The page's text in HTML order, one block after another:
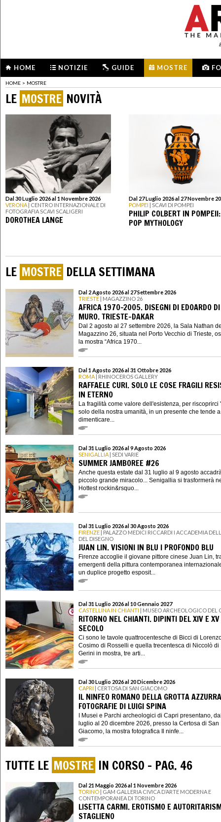
HOME NOTIZIE GUIDE MOSTRE
HOME > MOSTRE
LE MOSTRE NOVITÀ
Dal 30 Luglio 2026 al 1 Novembre 2026
VERONA | CENTRO INTERNAZIONALE DI
FOTOGRAFIA SCAVI SCALIGERI
DOROTHEA LANGE
Dal 27 Luglio 2026 al 27 Novembre
POMPEI | SCAVI DI POMPEI
PHILIP COLBERT IN POMPEII:
POP MYTHOLOGY
LE MOSTRE DELLA SETTIMANA
Dal 2 Agosto 2026 al 27 Settembre 2026
TRIESTE | MAGAZZINO 26
AFRICA 1970-2005. DISEGNI DI EDOARDO DI
MURO. TRIESTE-DAKAR
Dal 2 agosto al 27 settembre 2026, la Sala Nathan
Magazzino 26, situata nel Porto Vecchio di Trieste,
la mostra “Africa 1970...
Dal 1 Agosto 2026 al 31 Ottobre 2026
ROMA | RHINOCEROS GALLERY
RAFFAELE CURI. SOLO LE COSE FRAGILI
IN ETERNO
La fragilità come valore dell'esistenza, per riscoprirci
solo della nostra umanità, in un presente che tende
dimenticare...
Dal 31 Luglio 2026 al 9 Agosto 2026
SENIGALLIA | SEDI VARIE
SUMMER JAMBOREE #26
Anche questa estate dal 31 luglio al 9 agosto
piccolo grande miracolo... Senigallia si trasformerà
Hottest rockin&rsquo...
Dal 31 Luglio 2026 al 30 Agosto 2026
FIRENZE | PALAZZO MEDICI RICCARDI I ACCADEMIA
DEL DISEGNO
JUAN LIN. VISIONI IN BLU I PROFONDO BLU
Firenze accoglie il giovane pittore cinese Juan Lin,
emergenti della pittura contemporanea
un duplice progetto esposit...
Dal 31 Luglio 2026 al 10 Gennaio 2027
CASTELLINA IN CHIANTI | MUSEO ARCHEOLOGICO DEL
RITORNO NEL CHIANTI. DIPINTI DEL XIV E XV
SECOLO
Ci sono le tavole quattrocentesche di Bicci di
Cosimo di Rosselli e quella trecentesca di Niccolò di
Gerini in mostra, tre arti...
Dal 30 Luglio 2026 al 20 Dicembre 2026
CAPRI | CERTOSA DI SAN GIACOMO
IL NINFEO ROMANO DELLA GROTTA
FOTOGRAFIE DI LUIGI SPINA
I Musei e Parchi archeologici di Capri presentano,
luglio al 20 dicembre 2026, presso la Certosa di San
Giacomo, la mostra fotografica Il ninfe...
TUTTE LE MOSTRE IN CORSO - PAG. 46
Dal 21 Maggio 2026 al 1 Novembre 2026
TORINO | GAM GALLERIA CIVICA D’ARTE MODERNA E
CONTEMPORANEA DI TORINO
LISETTA CARMI. EROTISMO E
STAGLIENO